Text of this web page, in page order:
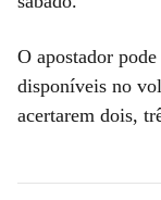
O apostador
disponíveis no
acertarem dois,